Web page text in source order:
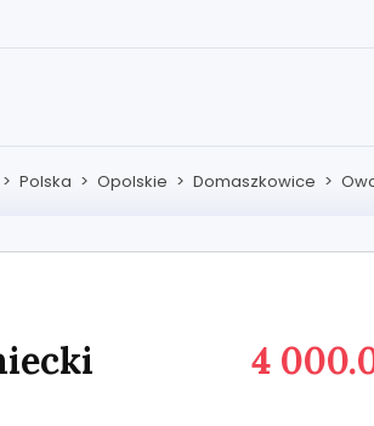
> Polska > Opolskie > Domaszkowice >
4